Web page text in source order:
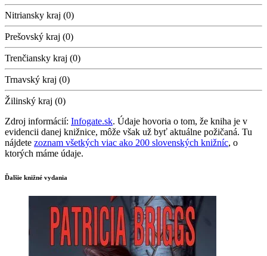
Nitriansky kraj (0)
Prešovský kraj (0)
Trenčiansky kraj (0)
Trnavský kraj (0)
Žilinský kraj (0)
Zdroj informácií: Infogate.sk. Údaje hovoria o tom, že kniha je v
evidencii danej knižnice, môže však už byť aktuálne požičaná. Tu
nájdete zoznam všetkých viac ako 200 slovenských knižníc, o
ktorých máme údaje.
Ďalšie knižné vydania